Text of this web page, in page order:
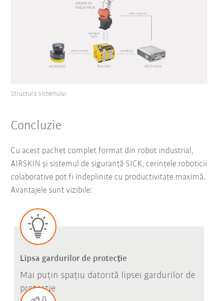
Structura sistemului
Concluzie
Cu acest pachet complet format din robot industrial,
AIRSKIN și sistemul de siguranță SICK, cerințele roboticii
colaborative pot fi îndeplinite cu productivitate maximă.
Avantajele sunt vizibile:
Lipsa gardurilor de protecție
Mai puțin spațiu datorită lipsei gardurilor de
protecție